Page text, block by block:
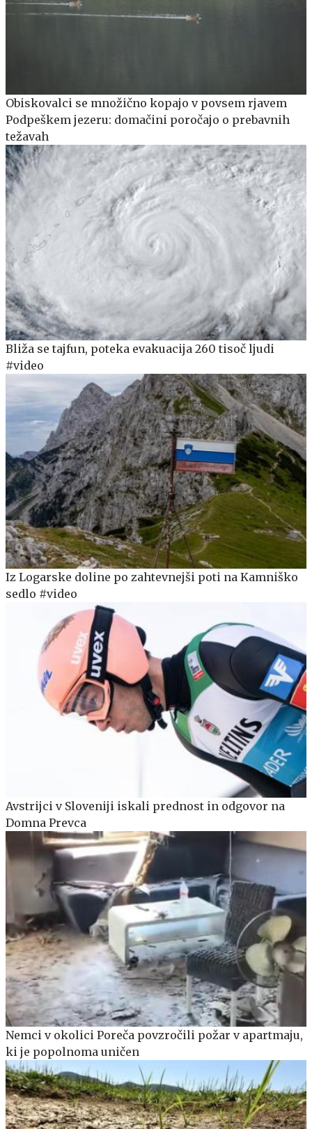
Obiskovalci se množično kopajo v povsem rjavem
Podpeškem jezeru: domačini poročajo o prebavnih
težavah
Bliža se tajfun, poteka evakuacija 260 tisoč ljudi
#video
Iz Logarske doline po zahtevnejši poti na Kamniško
sedlo #video
Avstrijci v Sloveniji iskali prednost in odgovor na
Domna Prevca
Nemci v okolici Poreča povzročili požar v apartmaju,
ki je popolnoma uničen